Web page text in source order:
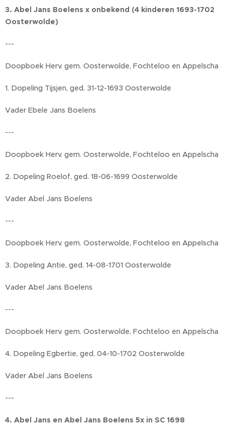
3. Abel Jans Boelens x onbekend (4 kinderen 1693-1702
Oosterwolde)
---
Doopboek Herv. gem. Oosterwolde, Fochteloo en Appelscha
1. Dopeling Tijsjen, ged. 31-12-1693 Oosterwolde
Vader Ebele Jans Boelens
---
Doopboek Herv. gem. Oosterwolde, Fochteloo en Appelscha
2. Dopeling Roelof, ged. 18-06-1699 Oosterwolde
Vader Abel Jans Boelens
---
Doopboek Herv. gem. Oosterwolde, Fochteloo en Appelscha
3. Dopeling Antie, ged. 14-08-1701 Oosterwolde
Vader Abel Jans Boelens
---
Doopboek Herv. gem. Oosterwolde, Fochteloo en Appelscha
4. Dopeling Egbertie, ged. 04-10-1702 Oosterwolde
Vader Abel Jans Boelens
---
4. Abel Jans en Abel Jans Boelens 5x in SC 1698